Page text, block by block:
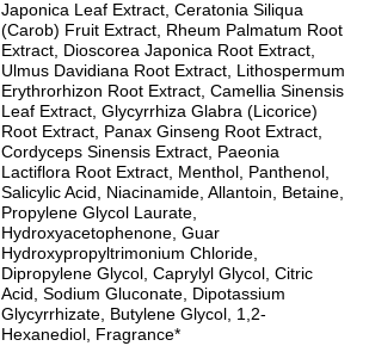
Japonica Leaf Extract, Ceratonia Siliqua
(Carob) Fruit Extract, Rheum Palmatum Root
Extract, Dioscorea Japonica Root Extract,
Ulmus Davidiana Root Extract, Lithospermum
Erythrorhizon Root Extract, Camellia Sinensis
Leaf Extract, Glycyrrhiza Glabra (Licorice)
Root Extract, Panax Ginseng Root Extract,
Cordyceps Sinensis Extract, Paeonia
Lactiflora Root Extract, Menthol, Panthenol,
Salicylic Acid, Niacinamide, Allantoin, Betaine,
Propylene Glycol Laurate,
Hydroxyacetophenone, Guar
Hydroxypropyltrimonium Chloride,
Dipropylene Glycol, Caprylyl Glycol, Citric
Acid, Sodium Gluconate, Dipotassium
Glycyrrhizate, Butylene Glycol, 1,2-
Hexanediol, Fragrance*